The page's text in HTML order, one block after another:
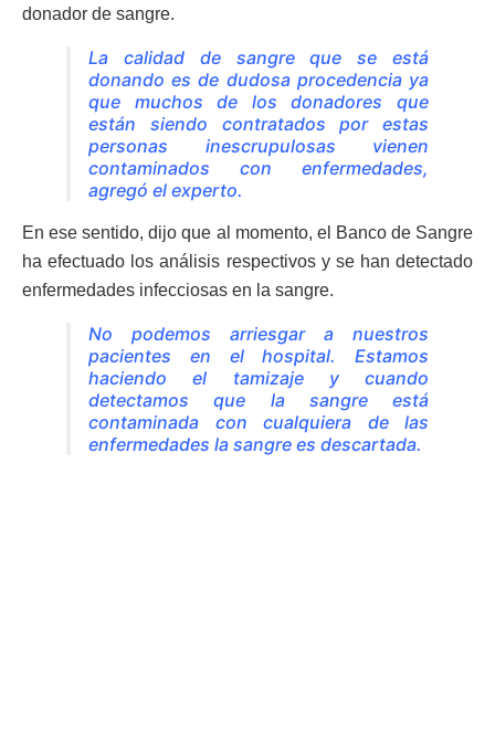
donador de sangre.
La calidad de sangre que se está
donando es de dudosa procedencia ya
que muchos de los donadores que
están siendo contratados por estas
personas inescrupulosas vienen
contaminados con enfermedades,
agregó el experto.
En ese sentido, dijo que al momento, el Banco de Sangre
ha efectuado los análisis respectivos y se han detectado
enfermedades infecciosas en la sangre.
No podemos arriesgar a nuestros
pacientes en el hospital. Estamos
haciendo el tamizaje y cuando
detectamos que la sangre está
contaminada con cualquiera de las
enfermedades la sangre es descartada.